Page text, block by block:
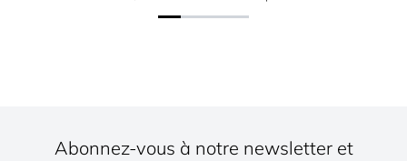
Abonnez-vous à notre newsletter et